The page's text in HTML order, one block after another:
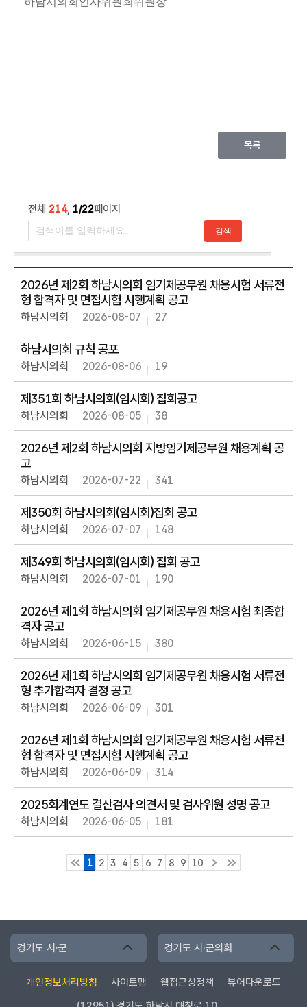
목록
전체 214, 1/22페이지
2026년 제2회 하남시의회 임기제공무원 채용시험 서류전
형 합격자 및 면접시험 시행계획 공고
하남시의회 2026-08-07 27
하남시의회 규칙 공포
하남시의회 2026-08-06 19
제351회 하남시의회(임시회) 집회공고
하남시의회 2026-08-05 38
2026년 제2회 하남시의회 지방임기제공무원 채용계획 공
고
하남시의회 2026-07-22 341
제350회 하남시의회(임시회)집회 공고
하남시의회 2026-07-07 148
제349회 하남시의회(임시회) 집회 공고
하남시의회 2026-07-01 190
2026년 제1회 하남시의회 임기제공무원 채용시험 최종합
격자 공고
하남시의회 2026-06-15 380
2026년 제1회 하남시의회 임기제공무원 채용시험 서류전
형 추가합격자 결정 공고
하남시의회 2026-06-09 301
2026년 제1회 하남시의회 임기제공무원 채용시험 서류전
형 합격자 및 면접시험 시행계획 공고
하남시의회 2026-06-09 314
2025회계연도 결산검사 의견서 및 검사위원 성명 공고
하남시의회 2026-06-05 181
1 2 3 4 5 6 7 8 9 10
경기도 시·군 경기도 시·군의회
개인정보처리방침 사이트맵 웹접근성정책
뷰어다운로드